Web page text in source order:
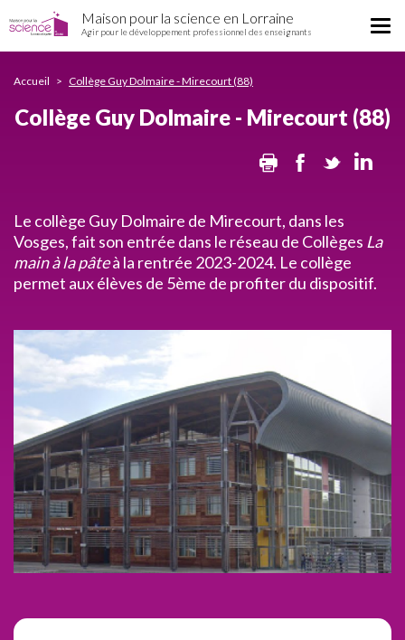
Guy
Mirecourt
au
Maison pour la science en Lorraine
Agir pour le développement professionnel des enseignants
Accueil Collège Guy Dolmaire - Mirecourt (88)
Collège Guy Dolmaire - Mirecourt (88)
Print Facebook
Twitter
Le collège Guy Dolmaire de Mirecourt, dans les
Vosges, fait son entrée dans le réseau de Collèges La
main à la pâteà la rentrée 2023-2024. Le collège
permet aux élèves de 5ème de profiter du dispositif.